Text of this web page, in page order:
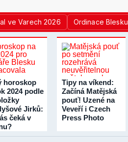
ve Varech 2026 Ordinace Blesku
horoskop
2024 podle
Jirků:
čeká v
Tipy na víkend:
Začíná Matějská
pouť! Uzené na
Veveří i Czech
Press Photo